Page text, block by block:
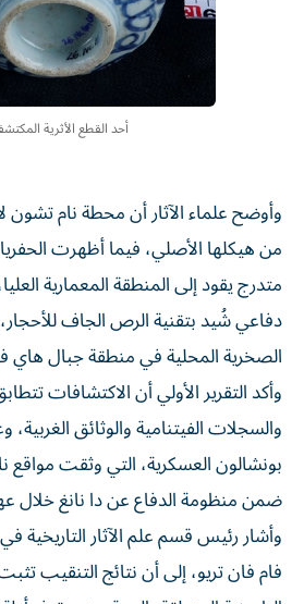
أحد القطع الأثرية
وأوضح علماء الآثار أن محطة نام تشون
من هيكلها الأصلي، فيما أظهرت
متدرج يقود إلى المنطقة المعمارية
دفاعي شُيد بتقنية الرص الجاف
الصخرية المحلية في منطقة جبال هاي
وأكد التقرير الأولي أن الاكتشافات
والسجلات الفيتنامية والوثائق
بونشالون العسكرية، التي وثقت
ضمن منظومة الدفاع عن دا نانغ خلال
وأشار رئيس قسم علم الآثار التاريخية في
فام فان تريو، إلى أن نتائج التنقيب